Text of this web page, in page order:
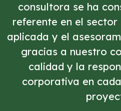
consultora se ha
referente en el
aplicada y el
gracias a nuestro
calidad y la
corporativa en